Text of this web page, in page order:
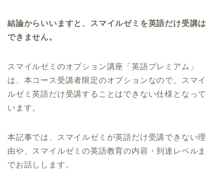
結論からいいますと、スマイルゼミを英語だけ受講は
できません。
スマイルゼミのオプション講座「英語プレミアム」
は、本コース受講者限定のオプションなので、スマイ
ルゼミ英語だけ受講することはできない仕様となって
います。
本記事では、スマイルゼミが英語だけ受講できない理
由や、スマイルゼミの英語教育の内容・到達レベルま
でお話しします。